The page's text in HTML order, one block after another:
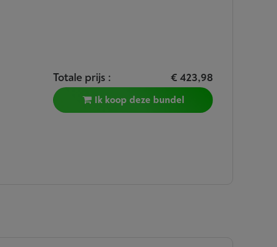
Totale prijs : € 423,98
Ik koop deze bundel